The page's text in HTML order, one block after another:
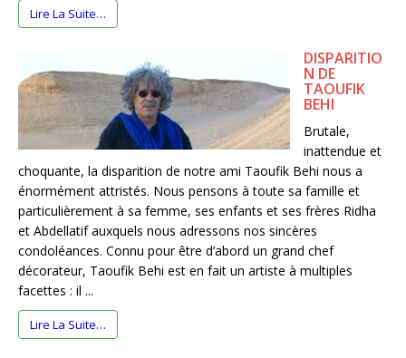
Lire La Suite…
DISPARITIO
N DE
TAOUFIK
BEHI
Brutale,
inattendue et
choquante, la disparition de notre ami Taoufik Behi nous a
énormément attristés. Nous pensons à toute sa famille et
particulièrement à sa femme, ses enfants et ses frères Ridha
et Abdellatif auxquels nous adressons nos sincères
condoléances. Connu pour être d’abord un grand chef
décorateur, Taoufik Behi est en fait un artiste à multiples
facettes : il ...
Lire La Suite…